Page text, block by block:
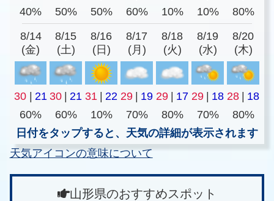
40%
50% 50% 60% 10% 10% 80%
8/14
(金)
8/15
(土)
8/16
(日)
8/17
(月)
8/18
(火)
8/19
(水)
8/20
(木)
30 | 21 30 | 21 31 | 22 29 | 19 29 | 17 29 | 18 28 | 18
60%
60% 10% 70% 80% 70%
80%
日付をタップすると、天気の詳細が表示されます
天気アイコンの意味について
山形県のおすすめスポット